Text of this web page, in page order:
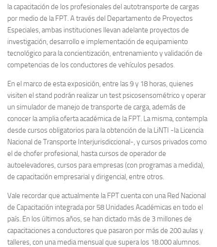
la capacitación de los profesionales del autotransporte de cargas
por medio de la FPT. A través del Departamento de Proyectos
Especiales, ambas instituciones llevan adelante proyectos de
investigación, desarrollo e implementación de equipamiento
tecnológico para la concientización, entrenamiento y validación de
competencias de los conductores de vehículos pesados.
En el marco de esta exposición, entre las 9 y 18 horas, quienes
visiten el stand podrán realizar un test psicosensométrico y operar
un simulador de manejo de transporte de carga, además de
conocer la amplia oferta académica de la FPT. La misma, contempla
desde cursos obligatorios para la obtención de la LiNTI -la Licencia
Nacional de Transporte Interjurisdiccional-, y cursos privados como
el de chofer profesional, hasta cursos de operador de
autoelevadores, cursos para empresas (con programas a medida),
de capacitación empresarial y dirigencial, entre otros.
Vale recordar que actualmente la FPT cuenta con una Red Nacional
de Capacitación integrada por 58 Unidades Académicas en todo el
país. En los últimos años, se han dictado más de 3 millones de
capacitaciones a conductores que pasaron por más de 200 aulas y
talleres, con una media mensual que supera los 18.000 alumnos.